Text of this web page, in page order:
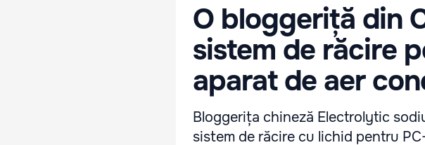
O bloggeriță din
sistem de răcire
aparat de aer
Bloggerița chineză Electrolytic
sistem de răcire cu lichid pentru